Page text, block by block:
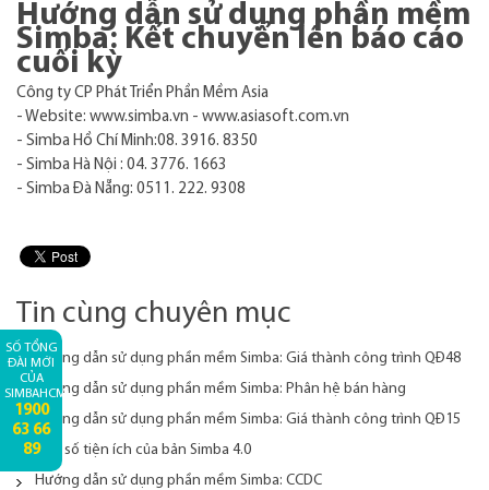
Hướng dẫn sử dụng phần mềm
Simba: Kết chuyển lên báo cáo
cuối kỳ
Công ty CP Phát Triển Phần Mềm Asia
- Website: www.simba.vn - www.asiasoft.com.vn
- Simba Hồ Chí Minh:08. 3916. 8350
- Simba Hà Nội : 04. 3776. 1663
- Simba Đà Nẵng: 0511. 222. 9308
Tin cùng chuyên mục
Hướng dẫn sử dụng phần mềm Simba: Giá thành công trình QĐ48
Hướng dẫn sử dụng phần mềm Simba: Phân hệ bán hàng
Hướng dẫn sử dụng phần mềm Simba: Giá thành công trình QĐ15
Một số tiện ích của bản Simba 4.0
Hướng dẫn sử dụng phần mềm Simba: CCDC
SỐ TỔNG
ĐÀI MỚI
CỦA
SIMBAHCM:
1900
63 66
89